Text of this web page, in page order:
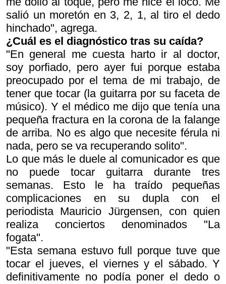
salió un moretón en 3, 2, 1, al tiro el dedo
hinchado", agrega.
¿Cuál es el diagnóstico tras su caída?
"En general me cuesta harto ir al doctor,
soy porfiado, pero ayer fui porque estaba
preocupado por el tema de mi trabajo, de
tener que tocar (la guitarra por su faceta de
músico). Y el médico me dijo que tenía una
pequeña fractura en la corona de la falange
de arriba. No es algo que necesite férula ni
nada, pero se va recuperando solito".
Lo que más le duele al comunicador es que
no puede tocar guitarra durante tres
semanas. Esto le ha traído pequeñas
complicaciones en su dupla con el
periodista Mauricio Jürgensen, con quien
realiza conciertos denominados "La
fogata".
"Esta semana estuvo full porque tuve que
tocar el jueves, el viernes y el sábado. Y
definitivamente no podía poner el dedo o